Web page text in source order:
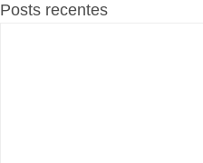
Posts recentes